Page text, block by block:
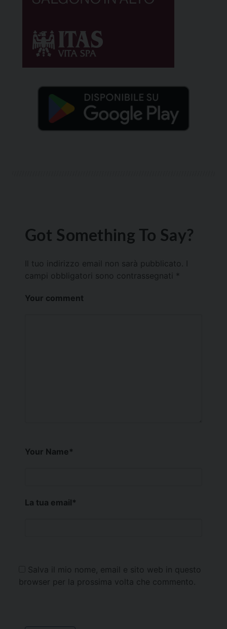
Got Something To Say?
Il tuo indirizzo email non sarà pubblicato.
campi obbligatori sono contrassegnati *
Your comment
Your Name*
La tua email*
Salva il mio nome, email e sito web in questo
browser per la prossima volta che commento.